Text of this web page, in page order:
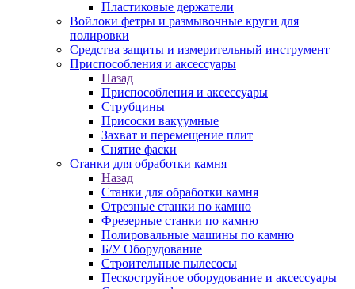
Пластиковые держатели
Войлоки фетры и размывочные круги для
полировки
Средства защиты и измерительный инструмент
Приспособления и аксессуары
Назад
Приспособления и аксессуары
Струбцины
Присоски вакуумные
Захват и перемещение плит
Снятие фаски
Станки для обработки камня
Назад
Станки для обработки камня
Отрезные станки по камню
Фрезерные станки по камню
Полировальные машины по камню
Б/У Оборудование
Строительные пылесосы
Пескоструйное оборудование и аксессуары